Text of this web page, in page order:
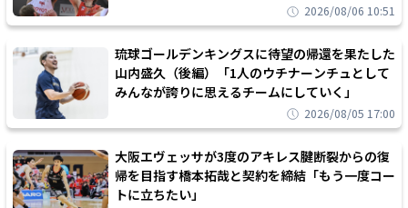
2026/08/06 10:51
琉球ゴールデンキングスに待望の帰還を果たした
山内盛久（後編）「1人のウチナーンチュとして
みんなが誇りに思えるチームにしていく」
2026/08/05 17:00
大阪エヴェッサが3度のアキレス腱断裂からの復
帰を目指す橋本拓哉と契約を締結「もう一度コー
トに立ちたい」